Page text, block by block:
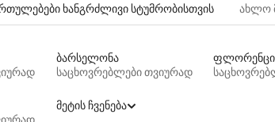
ხანგრძლივი სტუმრობისთვის ახლო
ბარსელონა
საცხოვრებლები თვიურად
მეტის ჩვენება